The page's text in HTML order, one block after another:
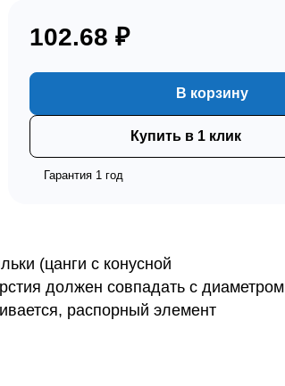
102.68 ₽
В корзину
Купить в 1 клик
Гарантия 1 год
(цанги с конусной
должен совпадать с диаметром
распорный элемент